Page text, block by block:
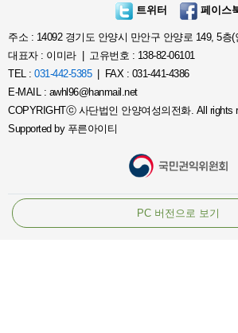
트위터 페이스
주소 : 14092 경기도 안양시 만안구 안양로 149, 5층
대표자 : 이미라 | 고유번호 : 138-82-06101
TEL : 031-442-5385| FAX : 031-441-4386
E-MAIL : awhl96@hanmail.net
COPYRIGHTⓒ 사단법인 안양여성의전화. All rights
Supported by 푸른아이티
PC 버전으로 보기